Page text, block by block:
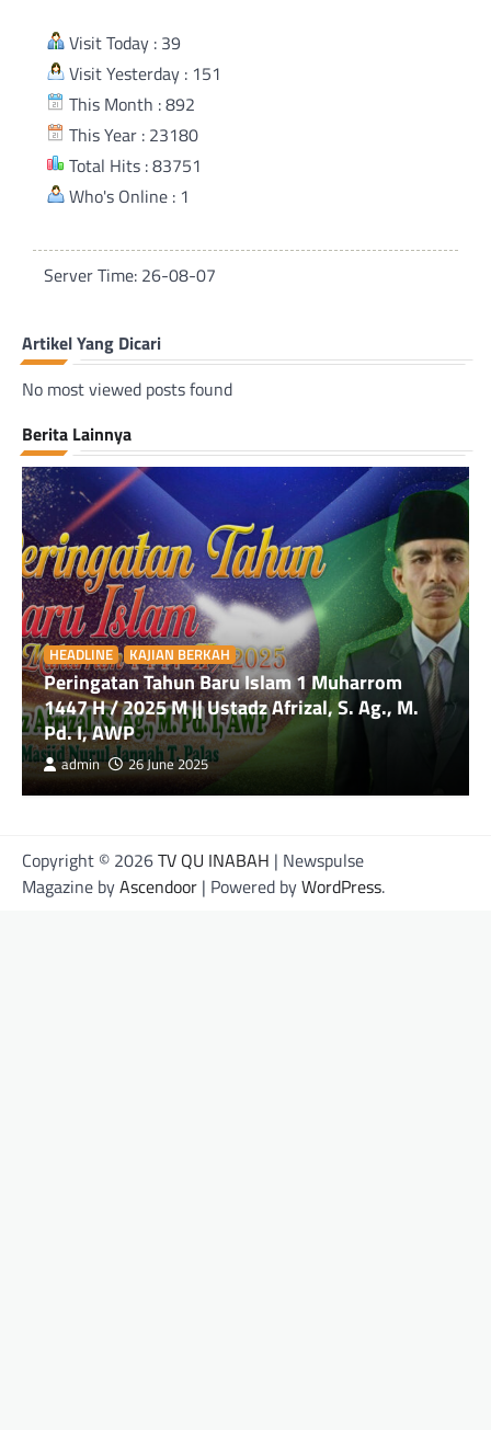
Visit Today : 39
Visit Yesterday : 151
This Month : 892
This Year : 23180
Total Hits : 83751
Who's Online : 1
Server Time: 26-08-07
Artikel Yang Dicari
No most viewed posts found
Berita Lainnya
HEADLINE KAJIAN BERKAH
Peringatan Tahun Baru Islam 1 Muharrom
1447 H / 2025 M || Ustadz Afrizal, S. Ag., M.
Pd. I, AWP
admin 26 June 2025
Copyright © 2026TV QU INABAH | Newspulse
Magazine byAscendoor | Powered byWordPress.